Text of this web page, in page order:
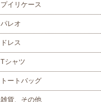
イリケース
レオ
レス
シャツ
ートバッグ
貨、その他